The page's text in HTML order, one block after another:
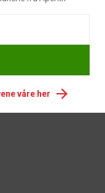
våre her